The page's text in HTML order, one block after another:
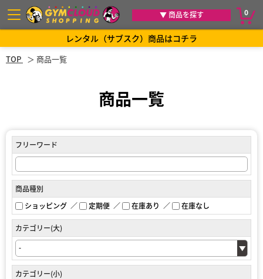
▼ 商品を探す 0
レンタル（サブスク）商品はコチラ
TOP 商品一覧
商品一覧
フリーワード
商品種別
ショッピング
定期便 在庫あり 在庫なし
カテゴリー(大)
カテゴリー(小)